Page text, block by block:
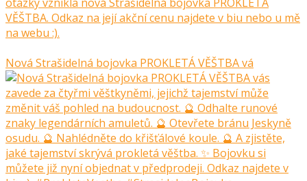
Nová Strašidelná bojovka PROKLETÁ VĚŠTBA vá